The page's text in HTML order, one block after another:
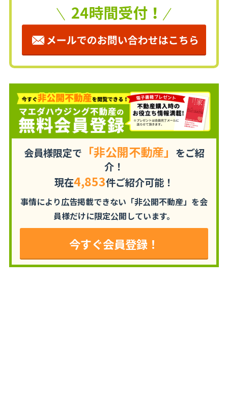
会員様限定で 「非公開不動産」 をご紹
介！
現在4,853件ご紹介可能！
事情により広告掲載できない「非公開不動産」を会
員様だけに限定公開しています。
今すぐ会員登録！